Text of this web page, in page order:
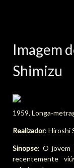
Imagem
Shimizu
1959, Longa-
Realizador: Hiroshi
Sinopse: O jovem
recentemente